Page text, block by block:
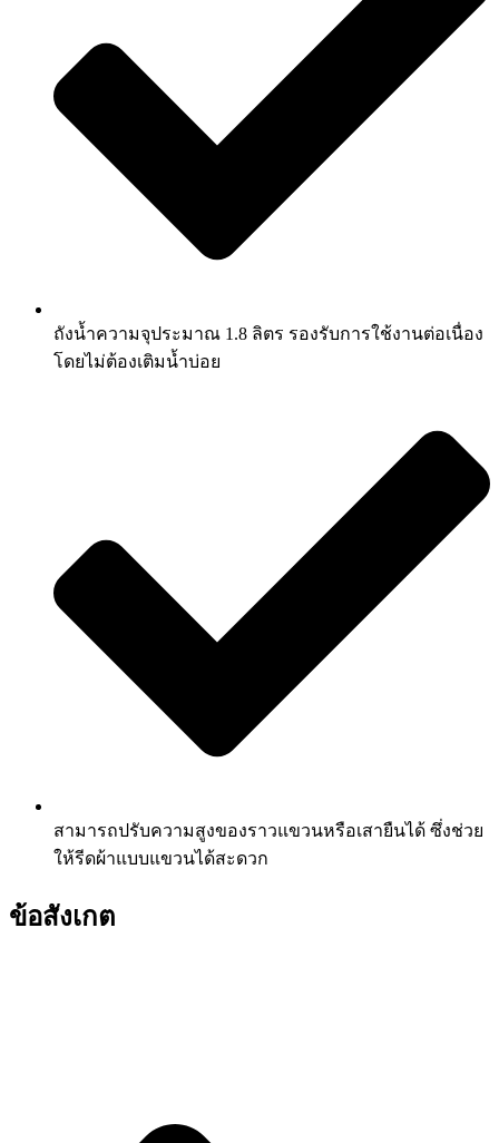
ถังน้ำความจุประมาณ 1.8 ลิตร รองรับการใช้งานต่อเนื่อง
โดยไม่ต้องเติมน้ำบ่อย
สามารถปรับความสูงของราวแขวนหรือเสายืนได้ ซึ่งช่วย
ให้รีดผ้าแบบแขวนได้สะดวก
ข้อสังเกต